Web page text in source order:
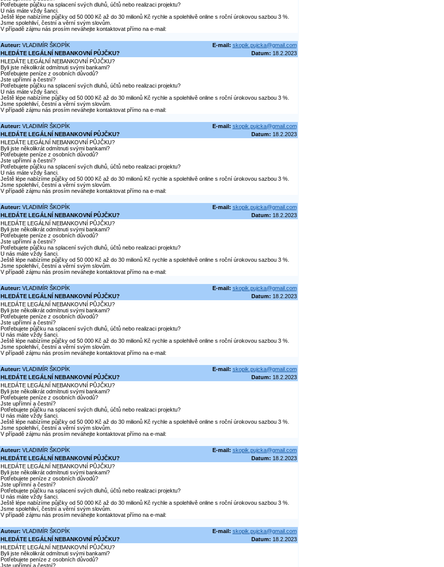
Potřebujete půjčku na splacení svých dluhů, účtů nebo realizaci projektu?
U nás máte vždy šanci.
Ještě lépe nabízíme půjčky od 50 000 Kč až do 30 milionů Kč rychle a spolehlivě online s roční úrokovou sazbou 3 %.
Jsme spolehliví, čestní a věrní svým slovům.
V případě zájmu nás prosím neváhejte kontaktovat přímo na e-mail:
Auteur: VLADIMÍR ŠKOPÍK E-mail: skopik.pujcka@gmail.com
HLEDÁTE LEGÁLNÍ NEBANKOVNÍ PŮJČKU?
Datum: 18.2.2023
HLEDÁTE LEGÁLNÍ NEBANKOVNÍ PŮJČKU?
Byli jste několikrát odmítnuti svými bankami?
Potřebujete peníze z osobních důvodů?
Jste upřímní a čestní?
Potřebujete půjčku na splacení svých dluhů, účtů nebo realizaci projektu?
U nás máte vždy šanci.
Ještě lépe nabízíme půjčky od 50 000 Kč až do 30 milionů Kč rychle a spolehlivě online s roční úrokovou sazbou 3 %.
Jsme spolehliví, čestní a věrní svým slovům.
V případě zájmu nás prosím neváhejte kontaktovat přímo na e-mail:
Auteur: VLADIMÍR ŠKOPÍK E-mail: skopik.pujcka@gmail.com
HLEDÁTE LEGÁLNÍ NEBANKOVNÍ PŮJČKU?
Datum: 18.2.2023
HLEDÁTE LEGÁLNÍ NEBANKOVNÍ PŮJČKU?
Byli jste několikrát odmítnuti svými bankami?
Potřebujete peníze z osobních důvodů?
Jste upřímní a čestní?
Potřebujete půjčku na splacení svých dluhů, účtů nebo realizaci projektu?
U nás máte vždy šanci.
Ještě lépe nabízíme půjčky od 50 000 Kč až do 30 milionů Kč rychle a spolehlivě online s roční úrokovou sazbou 3 %.
Jsme spolehliví, čestní a věrní svým slovům.
V případě zájmu nás prosím neváhejte kontaktovat přímo na e-mail:
Auteur: VLADIMÍR ŠKOPÍK E-mail: skopik.pujcka@gmail.com
HLEDÁTE LEGÁLNÍ NEBANKOVNÍ PŮJČKU?
Datum: 18.2.2023
HLEDÁTE LEGÁLNÍ NEBANKOVNÍ PŮJČKU?
Byli jste několikrát odmítnuti svými bankami?
Potřebujete peníze z osobních důvodů?
Jste upřímní a čestní?
Potřebujete půjčku na splacení svých dluhů, účtů nebo realizaci projektu?
U nás máte vždy šanci.
Ještě lépe nabízíme půjčky od 50 000 Kč až do 30 milionů Kč rychle a spolehlivě online s roční úrokovou sazbou 3 %.
Jsme spolehliví, čestní a věrní svým slovům.
V případě zájmu nás prosím neváhejte kontaktovat přímo na e-mail:
Auteur: VLADIMÍR ŠKOPÍK E-mail: skopik.pujcka@gmail.com
HLEDÁTE LEGÁLNÍ NEBANKOVNÍ PŮJČKU?
Datum: 18.2.2023
HLEDÁTE LEGÁLNÍ NEBANKOVNÍ PŮJČKU?
Byli jste několikrát odmítnuti svými bankami?
Potřebujete peníze z osobních důvodů?
Jste upřímní a čestní?
Potřebujete půjčku na splacení svých dluhů, účtů nebo realizaci projektu?
U nás máte vždy šanci.
Ještě lépe nabízíme půjčky od 50 000 Kč až do 30 milionů Kč rychle a spolehlivě online s roční úrokovou sazbou 3 %.
Jsme spolehliví, čestní a věrní svým slovům.
V případě zájmu nás prosím neváhejte kontaktovat přímo na e-mail:
Auteur: VLADIMÍR ŠKOPÍK E-mail: skopik.pujcka@gmail.com
HLEDÁTE LEGÁLNÍ NEBANKOVNÍ PŮJČKU?
Datum: 18.2.2023
HLEDÁTE LEGÁLNÍ NEBANKOVNÍ PŮJČKU?
Byli jste několikrát odmítnuti svými bankami?
Potřebujete peníze z osobních důvodů?
Jste upřímní a čestní?
Potřebujete půjčku na splacení svých dluhů, účtů nebo realizaci projektu?
U nás máte vždy šanci.
Ještě lépe nabízíme půjčky od 50 000 Kč až do 30 milionů Kč rychle a spolehlivě online s roční úrokovou sazbou 3 %.
Jsme spolehliví, čestní a věrní svým slovům.
V případě zájmu nás prosím neváhejte kontaktovat přímo na e-mail:
Auteur: VLADIMÍR ŠKOPÍK E-mail: skopik.pujcka@gmail.com
HLEDÁTE LEGÁLNÍ NEBANKOVNÍ PŮJČKU?
Datum: 18.2.2023
HLEDÁTE LEGÁLNÍ NEBANKOVNÍ PŮJČKU?
Byli jste několikrát odmítnuti svými bankami?
Potřebujete peníze z osobních důvodů?
Jste upřímní a čestní?
Potřebujete půjčku na splacení svých dluhů, účtů nebo realizaci projektu?
U nás máte vždy šanci.
Ještě lépe nabízíme půjčky od 50 000 Kč až do 30 milionů Kč rychle a spolehlivě online s roční úrokovou sazbou 3 %.
Jsme spolehliví, čestní a věrní svým slovům.
V případě zájmu nás prosím neváhejte kontaktovat přímo na e-mail:
Auteur: VLADIMÍR ŠKOPÍK E-mail: skopik.pujcka@gmail.com
HLEDÁTE LEGÁLNÍ NEBANKOVNÍ PŮJČKU?
Datum: 18.2.2023
HLEDÁTE LEGÁLNÍ NEBANKOVNÍ PŮJČKU?
Byli jste několikrát odmítnuti svými bankami?
Potřebujete peníze z osobních důvodů?
Jste upřímní a čestní?